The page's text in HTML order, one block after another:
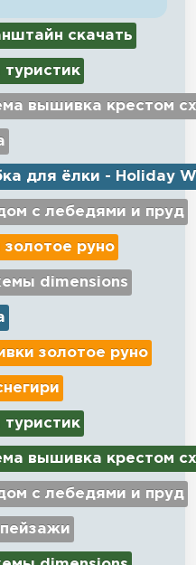
скачать
вышивка крестом
для ёлки - Holiday
с лебедями и пруд
руно
dimensions
золотое руно
вышивка крестом
с лебедями и пруд